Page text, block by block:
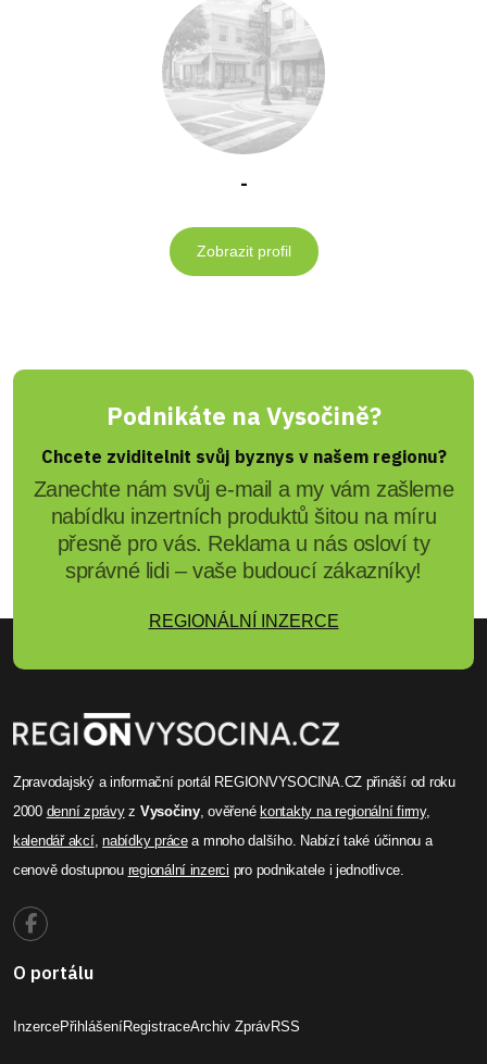
-
Zobrazit profil
Podnikáte na Vysočině?
Chcete zviditelnit svůj byznys v našem regionu?
Zanechte nám svůj e-mail a my vám zašleme
nabídku inzertních produktů šitou na míru
přesně pro vás. Reklama u nás osloví ty
správné lidi – vaše budoucí zákazníky!
REGIONÁLNÍ INZERCE
Zpravodajský a informační portál REGIONVYSOCINA.CZ přináší od roku
2000 denní zprávyz Vysočiny, ověřenékontakty na regionální firmy,
kalendář akcí,nabídky prácea mnoho dalšího. Nabízí také účinnou a
cenově dostupnou regionální inzerci pro podnikatele i jednotlivce.
O portálu
InzercePřihlášeníRegistraceArchiv ZprávRSS